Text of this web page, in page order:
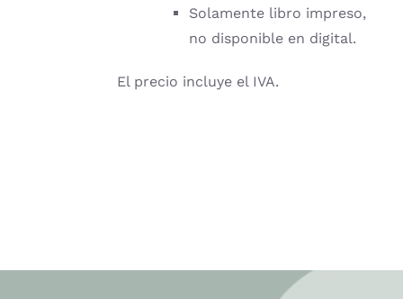
Solamente libro impreso,
no disponible en digital.
El precio incluye el IVA.